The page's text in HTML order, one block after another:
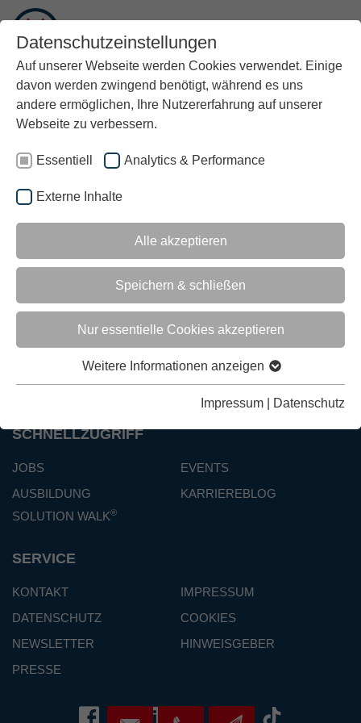
Datenschutzeinstellungen
Auf unserer Webseite werden Cookies verwendet. Einige
davon werden zwingend benötigt, während es uns
andere ermöglichen, Ihre Nutzererfahrung auf unserer
Webseite zu verbessern.
Essentiell Analytics & Performance
Externe Inhalte
Alle akzeptieren
Speichern & schließen
Nur essentielle Cookies akzeptieren
Weitere Informationen anzeigen
Impressum Datenschutz
IHRE PARTNER
LEITWERK
LEITDESK
LINK2AIR
OCTO IT
®
GRUPPE
ÜBER UNS
GESELLSCHAFTEN
LIEFERANTEN
MANAGEMENT BOARD
PARTNER
PORTFOLIO
THEMENWELT
SCHNELLZUGRIFF
JOBS
EVENTS
AUSBILDUNG
KARRIEREBLOG
SOLUTION WALK®
SERVICE
KONTAKT
IMPRESSUM
DATENSCHUTZ
COOKIES
NEWSLETTER
HINWEISGEBER
PRESSE